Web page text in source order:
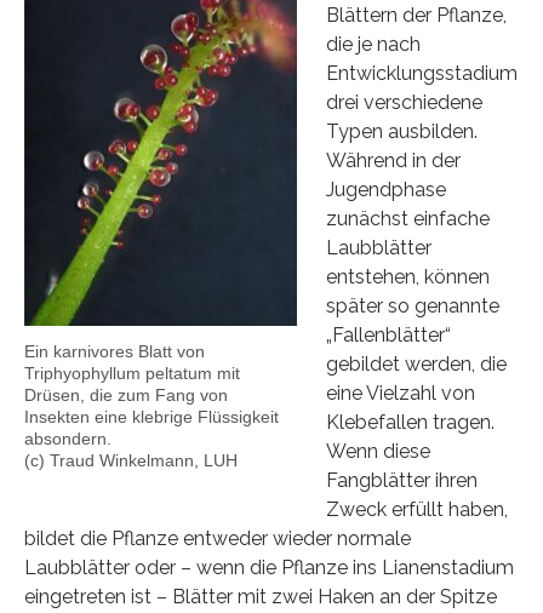
Ein karnivores Blatt von
Triphyophyllum peltatum mit
Drüsen, die zum Fang von
Insekten eine klebrige Flüssigkeit
absondern.
(c) Traud Winkelmann, LUH
Blättern der Pflanze,
die je nach
Entwicklungsstadium
drei verschiedene
Typen ausbilden.
Während in der
Jugendphase
zunächst einfache
Laubblätter
entstehen, können
später so genannte
„Fallenblätter“
gebildet werden, die
eine Vielzahl von
Klebefallen tragen.
Wenn diese
Fangblätter ihren
Zweck erfüllt haben,
bildet die Pflanze entweder wieder normale
Laubblätter oder – wenn die Pflanze ins Lianenstadium
eingetreten ist – Blätter mit zwei Haken an der Spitze